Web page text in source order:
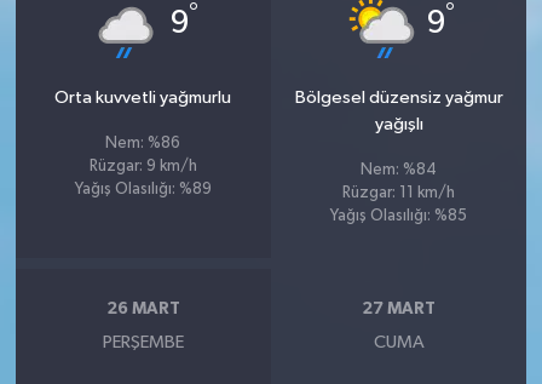
9°
Orta kuvvetli yağmurlu
Nem: %86
Rüzgar: 9 km/h
Yağış Olasılığı: %89
9°
Bölgesel düzensiz yağmur
yağışlı
Nem: %84
Rüzgar: 11 km/h
Yağış Olasılığı: %85
26 MART
PERŞEMBE
27 MART
CUMA